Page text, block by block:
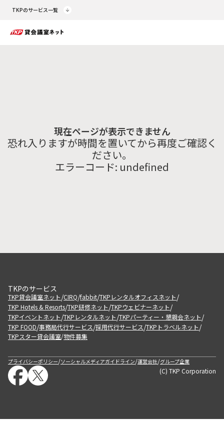
TKPのサービス一覧
現在ページが表示できません
恐れ入りますが時間を置いてから再度ご確認く
ださい。
エラーコード: undefined
TKPのサービス
TKP貸会議室ネット/CIRQ/fabbit/TKPレンタルオフィスネット/
TKP Hotels & Resorts/TKP研修ネット/TKPウェビナーネット/
TKPイベントネット/TKPレンタルネット/TKPパーティー・懇親会ネット/
TKP FOOD/事務局代行サービス/採用代行サービス/TKPトラベルネット/
TKPスター貸会議室/物件募集
プライバシーポリシー/ソーシャルメディアガイドライン/運営会社/グループ企業
(C) TKP Corporation